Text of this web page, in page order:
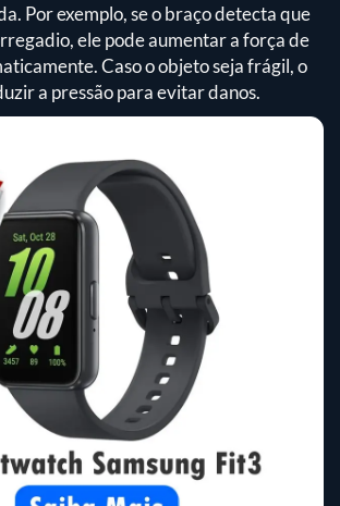
Por exemplo, se o braço detecta que
ele pode aumentar a força de
Caso o objeto seja frágil, o
a pressão para evitar danos.